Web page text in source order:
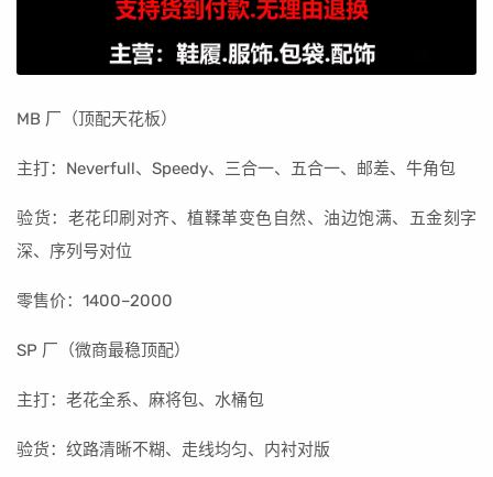
MB 厂（顶配天花板）
主打：Neverfull、Speedy、三合一、五合一、邮差、牛角包
验货：老花印刷对齐、植鞣革变色自然、油边饱满、五金刻字
深、序列号对位
零售价：1400–2000
SP 厂（微商最稳顶配）
主打：老花全系、麻将包、水桶包
验货：纹路清晰不糊、走线均匀、内衬对版